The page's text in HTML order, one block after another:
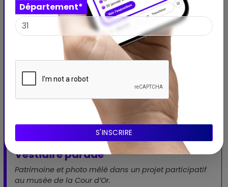
Vestiaire parade
Patrimoine et photo mêlé dans un projet participatif
au musée de la Cour d’Or.
Département*